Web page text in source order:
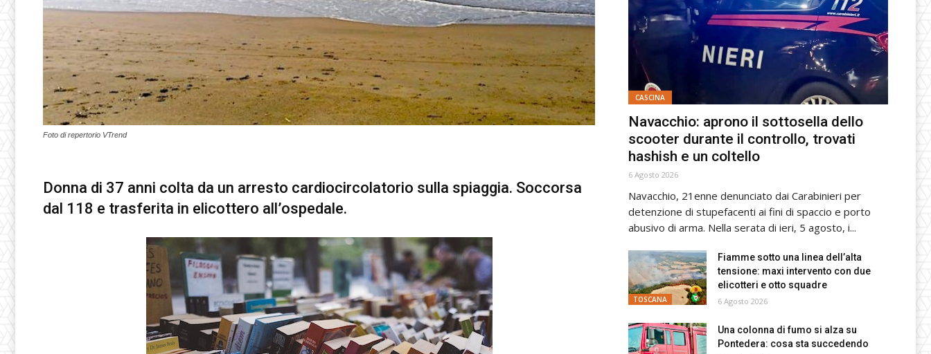
Foto di repertorio VTrend
Donna di 37 anni colta da un arresto cardiocircolatorio sulla spiaggia. Soccorsa
dal 118 e trasferita in elicottero all’ospedale.
CASCINA
Navacchio: aprono il sottosella dello
scooter durante il controllo, trovati
hashish e un coltello
6 Agosto 2026
Navacchio, 21enne denunciato dai Carabinieri per
detenzione di stupefacenti ai fini di spaccio e porto
abusivo di arma. Nella serata di ieri, 5 agosto, i...
TOSCANA
Fiamme sotto una linea dell’alta
tensione: maxi intervento con due
elicotteri e otto squadre
6 Agosto 2026
Una colonna di fumo si alza su
Pontedera: cosa sta succedendo